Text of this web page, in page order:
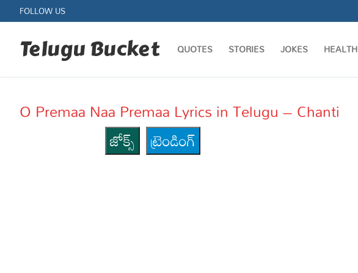
to
content
FOLLOW US
Telugu Bucket QUOTES STORIES JOKES HEALTH
O Premaa Naa Premaa Lyrics in Telugu – Chanti
జోక్స్
ట్రెండింగ్